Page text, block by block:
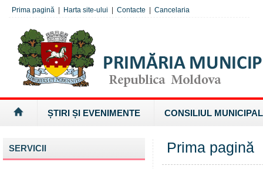
Prima pagină Harta site-ului Contacte Cancelaria
ȘTIRI ȘI EVENIMENTE CONSILIUL MUNICIPAL
SERVICII Prima pagină